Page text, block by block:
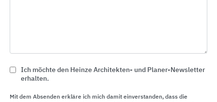
Jacobi Dachziegel
Ich möchte den Heinze Architekten- und Planer-Newsletter
erhalten.
Mit dem Absenden erkläre ich mich damit einverstanden, dass die